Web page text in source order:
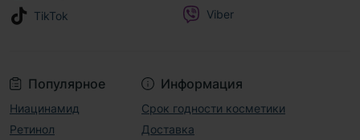
Популярное
Ниацинамид
Ретинол
Информация
Срок годности косметики
Доставка
TikTok
Viber